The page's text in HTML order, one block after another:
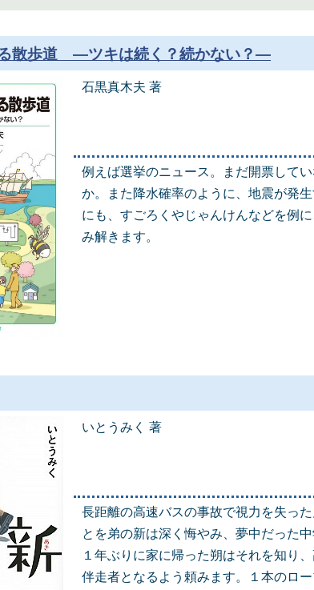
散歩道 ―ツキは続く？続かない？―
石黒真木夫 著
例えば選挙のニュース。まだ開票して
か。また降水確率のように、地震が発
にも、すごろくやじゃんけんなどを例
み解きます。
いとうみく 著
長距離の高速バスの事故で視力を失っ
とを弟の新は深く悔やみ、夢中だった
１年ぶりに家に帰った朔はそれを知り
伴走者となるよう頼みます。１本のロ